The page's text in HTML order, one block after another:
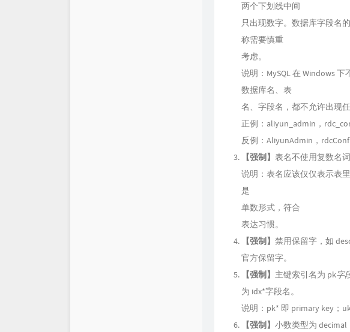
两个下划线中间
只出现数字。数据库字段名
称需要慎重
考虑。
说明：MySQL 在 Windows
数据库名、表
名、字段名，都不允许出现
正例：aliyun_admin，
反例：AliyunAdmin，
【强制】 表名不使用复数名词
说明：表名应该仅仅表示表
是
单数形式，符合
表达习惯。
【强制】 禁用保留字，如
官方保留字。
【强制】 主键索引名为 pk字
为 idx*字段名。
说明：pk* 即 primary key；
【强制】 小数类型为 decimal